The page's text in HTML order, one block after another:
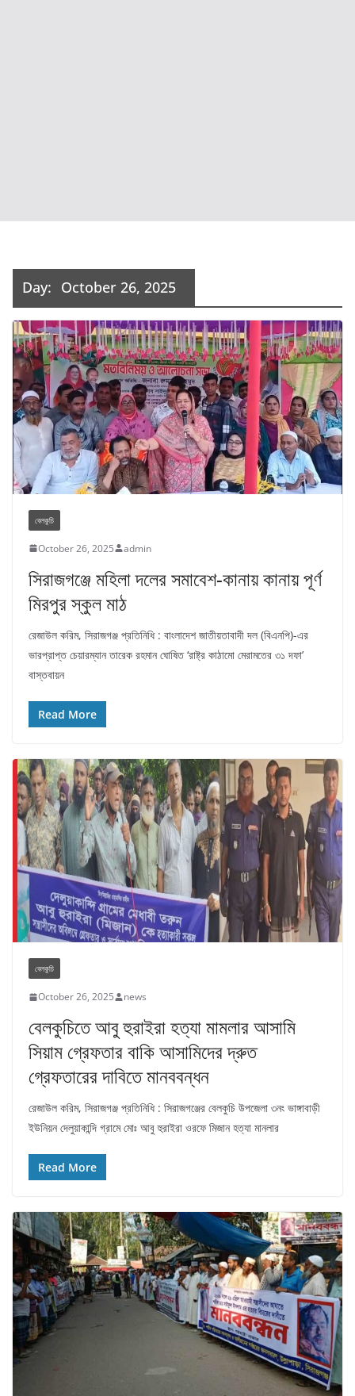
Day: October 26, 2025
বেলকুচি
October 26, 2025 admin
সিরাজগঞ্জে মহিলা দলের সমাবেশ-কানায় কানায় পূর্ণ
মিরপুর স্কুল মাঠ
রেজাউল করিম, সিরাজগঞ্জ প্রতিনিধি : বাংলাদেশ জাতীয়তাবাদী দল (বিএনপি)-এর
ভারপ্রাপ্ত চেয়ারম্যান তারেক রহমান ঘোষিত ‘রাষ্ট্র কাঠামো মেরামতের ৩১ দফা’
বাস্তবায়ন
Read More
বেলকুচি
October 26, 2025 news
বেলকুচিতে আবু হুরাইরা হত্যা মামলার আসামি
সিয়াম গ্রেফতার বাকি আসামিদের দ্রুত
গ্রেফতারের দাবিতে মানববন্ধন
রেজাউল করিম, সিরাজগঞ্জ প্রতিনিধি : সিরাজগঞ্জের বেলকুচি উপজেলা ৩নং ভাঙ্গাবাড়ী
ইউনিয়ন দেলুয়াকান্দি গ্রামে মোঃ আবু হুরাইরা ওরফে মিজান হত্যা মানলার
Read More